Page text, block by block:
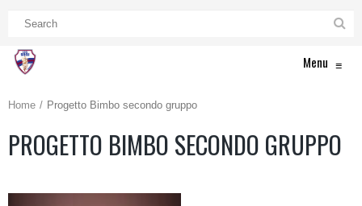
Menu ≡
Home Progetto Bimbo secondo gruppo
PROGETTO BIMBO SECONDO GRUPPO